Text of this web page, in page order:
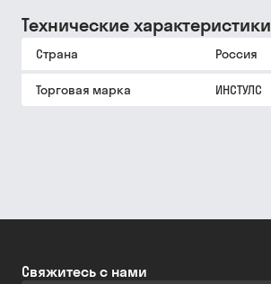
Технические характеристики
Страна Россия
Торговая марка ИНСТУЛС
Свяжитесь с нами